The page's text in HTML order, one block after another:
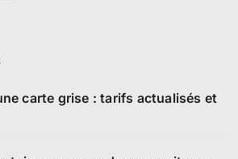
carte grise : tarifs actualisés et